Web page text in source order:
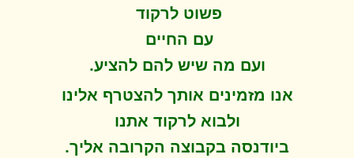
פשוט לרקוד
עם החיים
ועם מה שיש להם להציע.
אנו מזמינים אותך להצטרף אלינו
ולבוא לרקוד אתנו
ביודנסה בקבוצה הקרובה אליך.